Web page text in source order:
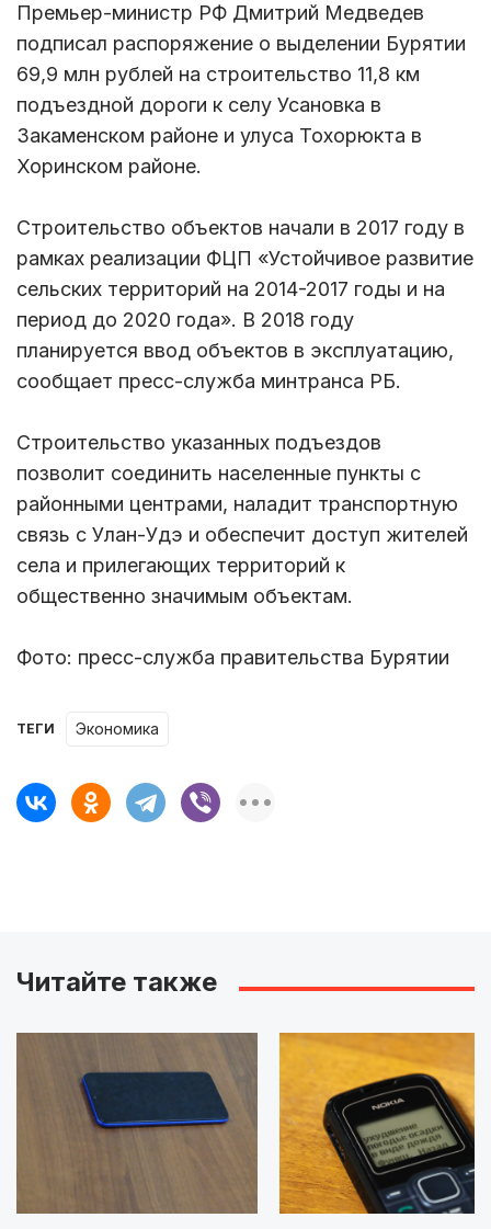
Премьер-министр РФ Дмитрий Медведев
подписал распоряжение о выделении Бурятии
69,9 млн рублей на строительство 11,8 км
подъездной дороги к селу Усановка в
Закаменском районе и улуса Тохорюкта в
Хоринском районе.
Строительство объектов начали в 2017 году в
рамках реализации ФЦП «Устойчивое развитие
сельских территорий на 2014-2017 годы и на
период до 2020 года». В 2018 году
планируется ввод объектов в эксплуатацию,
сообщает пресс-служба минтранса РБ.
Строительство указанных подъездов
позволит соединить населенные пункты с
районными центрами, наладит транспортную
связь с Улан-Удэ и обеспечит доступ жителей
села и прилегающих территорий к
общественно значимым объектам.
Фото: пресс-служба правительства Бурятии
ТЕГИ Экономика
Читайте также